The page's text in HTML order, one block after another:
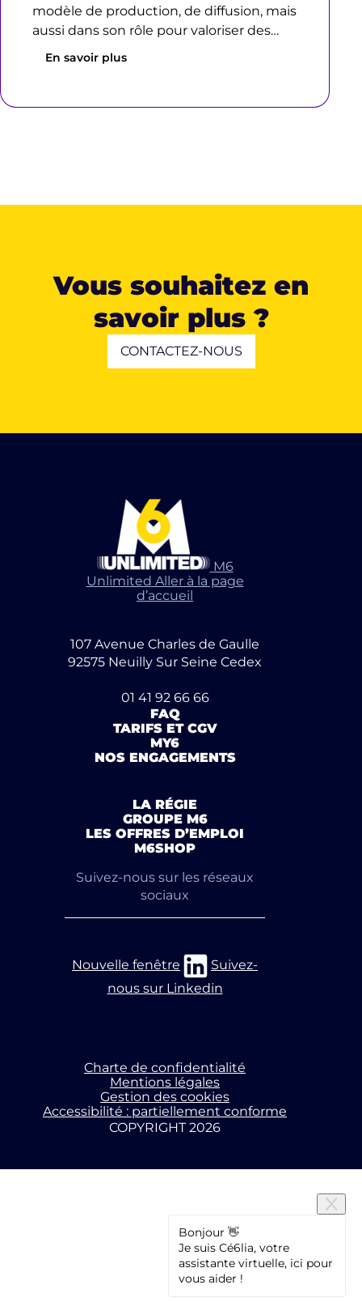
modèle de production, de diffusion, mais
aussi dans son rôle pour valoriser des…
En savoir plus
Vous souhaitez en
savoir plus ?
CONTACTEZ-NOUS
M6
Unlimited Aller à la page
d’accueil
107 Avenue Charles de Gaulle
92575 Neuilly Sur Seine Cedex
01 41 92 66 66
FAQ
TARIFS ET CGV
MY6
NOS ENGAGEMENTS
LA RÉGIE
GROUPE M6
LES OFFRES D’EMPLOI
M6SHOP
Suivez-nous sur les réseaux
sociaux
Nouvelle fenêtre
Suivez-
nous sur Linkedin
COPYRIGHT 2026
Charte de confidentialité
Mentions légales
Gestion des cookies
Accessibilité : partiellement conforme
Bonjour 👋
Je suis Cé6lia, votre
assistante virtuelle, ici pour
vous aider !